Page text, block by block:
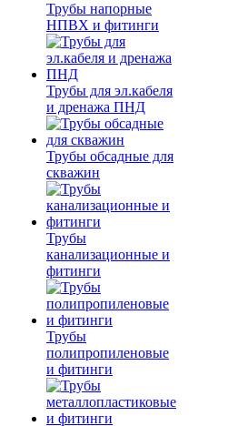
Трубы напорные
НПВХ и фитинги
Трубы для эл.кабеля
и дренажа ПНД
Трубы обсадные для
скважин
Трубы
канализационные и
фитинги
Трубы
полипропиленовые
и фитинги